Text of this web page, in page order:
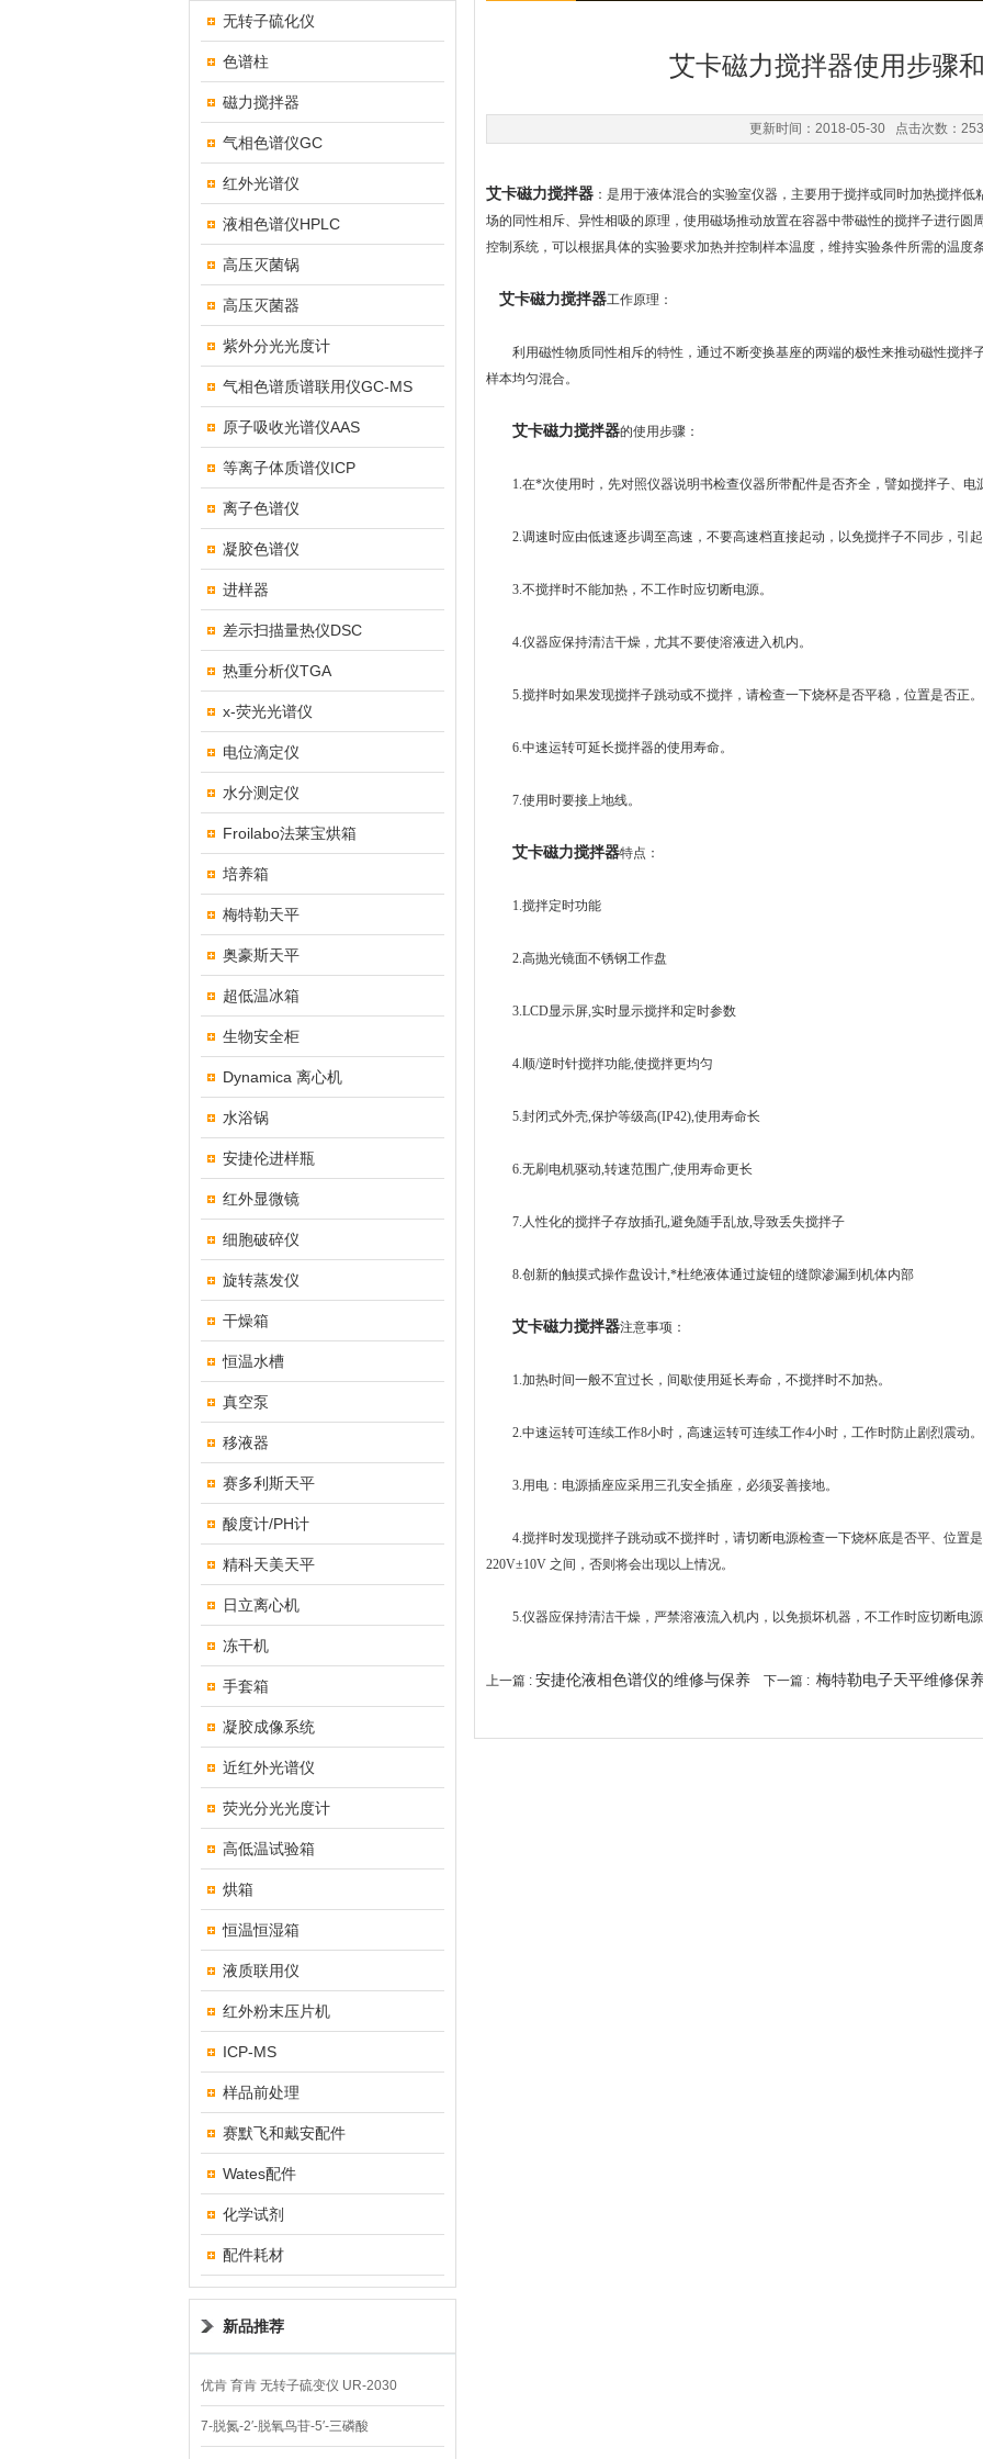
无转子硫化仪
色谱柱
磁力搅拌器
气相色谱仪GC
红外光谱仪
液相色谱仪HPLC
高压灭菌锅
高压灭菌器
紫外分光光度计
气相色谱质谱联用仪GC-MS
原子吸收光谱仪AAS
等离子体质谱仪ICP
离子色谱仪
凝胶色谱仪
进样器
差示扫描量热仪DSC
热重分析仪TGA
x-荧光光谱仪
电位滴定仪
水分测定仪
Froilabo法莱宝烘箱
培养箱
梅特勒天平
奥豪斯天平
超低温冰箱
生物安全柜
Dynamica 离心机
水浴锅
安捷伦进样瓶
红外显微镜
细胞破碎仪
旋转蒸发仪
干燥箱
恒温水槽
真空泵
移液器
赛多利斯天平
酸度计/PH计
精科天美天平
日立离心机
冻干机
手套箱
凝胶成像系统
近红外光谱仪
荧光分光光度计
高低温试验箱
烘箱
恒温恒湿箱
液质联用仪
红外粉末压片机
ICP-MS
样品前处理
赛默飞和戴安配件
Wates配件
化学试剂
配件耗材
新品推荐
优肯 育肯 无转子硫变仪 UR-2030
7-脱氮-2′-脱氧鸟苷-5′-三磷酸
艾卡磁力搅拌器使用步骤
更新时间：2018-05-30 点击次数：
艾卡磁力搅拌器 ：是用于液体混合的实验室仪器，主要用于搅拌或同时加热搅拌
场的同性相斥、异性相吸的原理，使用磁场推动放置在容器中带磁性的搅拌子进行圆
控制系统，可以根据具体的实验要求加热并控制样本温度，维持实验条件所需的温度
艾卡磁力搅拌器工作原理：
利用磁性物质同性相斥的特性，通过不断变换基座的两端的极性来推动磁性搅拌
样本均匀混合。
艾卡磁力搅拌器的使用步骤：
1.在*次使用时，先对照仪器说明书检查仪器所带配件是否齐全，譬如搅拌子、电
2.调速时应由低速逐步调至高速，不要高速档直接起动，以免搅拌子不同步，引
3.不搅拌时不能加热，不工作时应切断电源。
4.仪器应保持清洁干燥，尤其不要使溶液进入机内。
5.搅拌时如果发现搅拌子跳动或不搅拌，请检查一下烧杯是否平稳，位置是否正。
6.中速运转可延长搅拌器的使用寿命。
7.使用时要接上地线。
艾卡磁力搅拌器特点：
1.搅拌定时功能
2.高抛光镜面不锈钢工作盘
3.LCD显示屏,实时显示搅拌和定时参数
4.顺/逆时针搅拌功能,使搅拌更均匀
5.封闭式外壳,保护等级高(IP42),使用寿命长
6.无刷电机驱动,转速范围广,使用寿命更长
7.人性化的搅拌子存放插孔,避免随手乱放,导致丢失搅拌子
8.创新的触摸式操作盘设计,*杜绝液体通过旋钮的缝隙渗漏到机体内部
艾卡磁力搅拌器注意事项：
1.加热时间一般不宜过长，间歇使用延长寿命，不搅拌时不加热。
2.中速运转可连续工作8小时，高速运转可连续工作4小时，工作时防止剧烈震动。
3.用电：电源插座应采用三孔安全插座，必须妥善接地。
4.搅拌时发现搅拌子跳动或不搅拌时，请切断电源检查一下烧杯底是否平、位置
220V±10V 之间，否则将会出现以上情况。
5.仪器应保持清洁干燥，严禁溶液流入机内，以免损坏机器，不工作时应切断电源
上一篇 : 安捷伦液相色谱仪的维修与保养 下一篇 : 梅特勒电子天平维修保